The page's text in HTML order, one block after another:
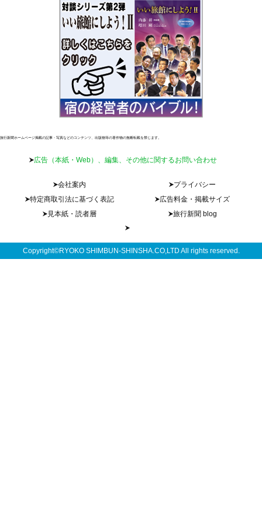
旅行新聞ホームページ掲載の記事・写真などのコンテンツ、出版物等の著作物の無断転載を禁じます。
広告（本紙・Web）、編集、その他に関するお問い合わせ
会社案内
プライバシー
特定商取引法に基づく表記
広告料金・掲載サイズ
見本紙・読者層
旅行新聞 blog
Copyright©RYOKO SHIMBUN-SHINSHA.CO,LTD All rights reserved.